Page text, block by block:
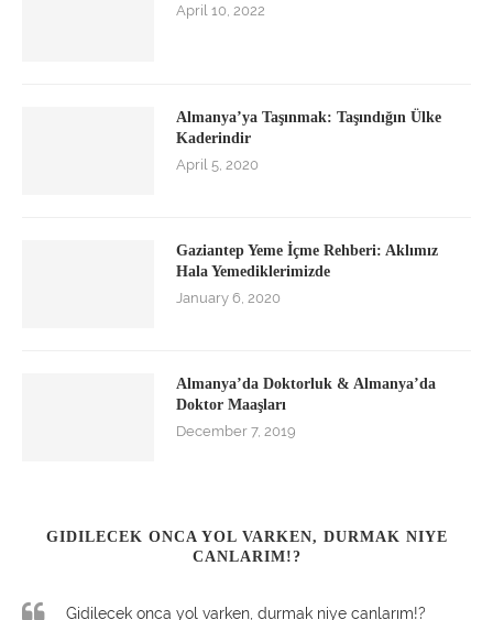
April 10, 2022
Almanya’ya Taşınmak: Taşındığın Ülke
Kaderindir
April 5, 2020
Gaziantep Yeme İçme Rehberi: Aklımız
Hala Yemediklerimizde
January 6, 2020
Almanya’da Doktorluk & Almanya’da
Doktor Maaşları
December 7, 2019
GIDILECEK ONCA YOL VARKEN, DURMAK NIYE
CANLARIM!?
Gidilecek onca yol varken, durmak niye canlarım!?